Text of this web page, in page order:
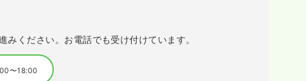
みください。お電話でも受け付けています。
〜18:00